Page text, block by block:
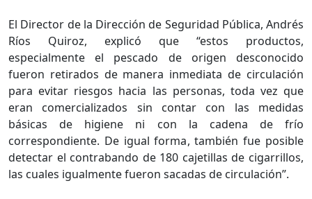
El Director de la Dirección de Seguridad Pública, Andrés
Ríos Quiroz, explicó que “estos productos,
especialmente el pescado de origen desconocido
fueron retirados de manera inmediata de circulación
para evitar riesgos hacia las personas, toda vez que
eran comercializados sin contar con las medidas
básicas de higiene ni con la cadena de frío
correspondiente. De igual forma, también fue posible
detectar el contrabando de 180 cajetillas de cigarrillos,
las cuales igualmente fueron sacadas de circulación”.